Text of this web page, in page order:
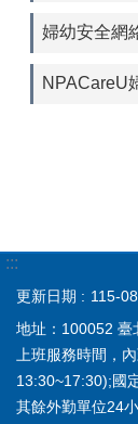
婦幼安全網
NPACareU
:::
更新日期
115-
地址：100052
上班服務時間，
13:30~17:30);國
其餘外勤單位24